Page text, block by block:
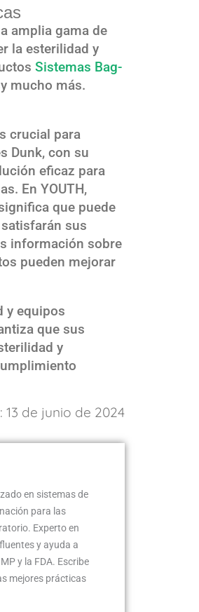
amplia gama de
la esterilidad y
Sistemas Bag-
y mucho más.
crucial para
Dunk, con su
eficaz para
En YOUTH,
que puede
sus
información sobre
pueden mejorar
y equipos
que sus
y
de junio de 2024
en sistemas de
para las
Experto en
y ayuda a
y la FDA. Escribe
mejores prácticas